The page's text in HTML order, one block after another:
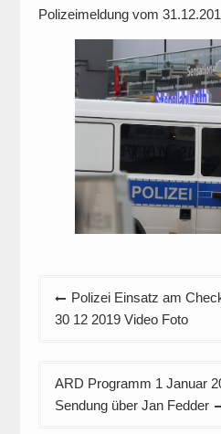
Polizeimeldung vom
Beitragsnavigation
Polizei Einsatz am
30 12 2019 Video Foto
ARD Programm 1 Januar
Sendung über Jan Fedder